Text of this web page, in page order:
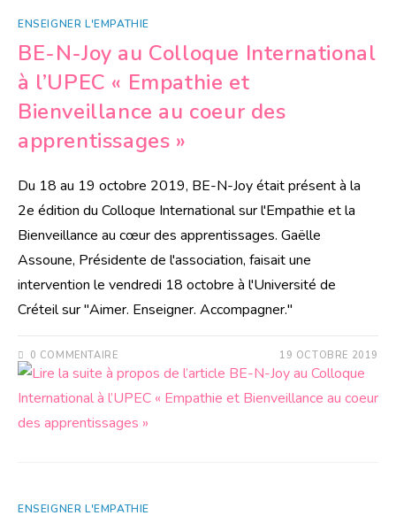
ENSEIGNER L'EMPATHIE
BE-N-Joy au Colloque International
à l’UPEC « Empathie et
Bienveillance au coeur des
apprentissages »
Du 18 au 19 octobre 2019, BE-N-Joy était présent à la
2e édition du Colloque International sur l'Empathie et la
Bienveillance au cœur des apprentissages. Gaëlle
Assoune, Présidente de l'association, faisait une
intervention le vendredi 18 octobre à l'Université de
Créteil sur "Aimer. Enseigner. Accompagner."
0 COMMENTAIRE 19 OCTOBRE 2019
ENSEIGNER L'EMPATHIE